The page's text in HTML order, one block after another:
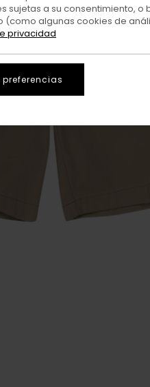
sujetas a su consentimiento,
(como algunas cookies de
privacidad